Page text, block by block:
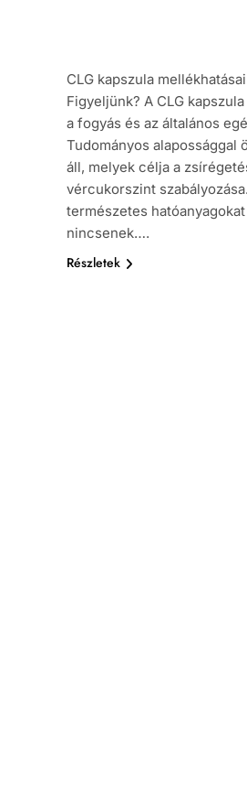
CLG kapszula
Figyeljünk? A CLG
a fogyás és az általános
Tudományos alapossággal
áll, melyek célja a
vércukorszint
természetes
nincsenek….
Részletek